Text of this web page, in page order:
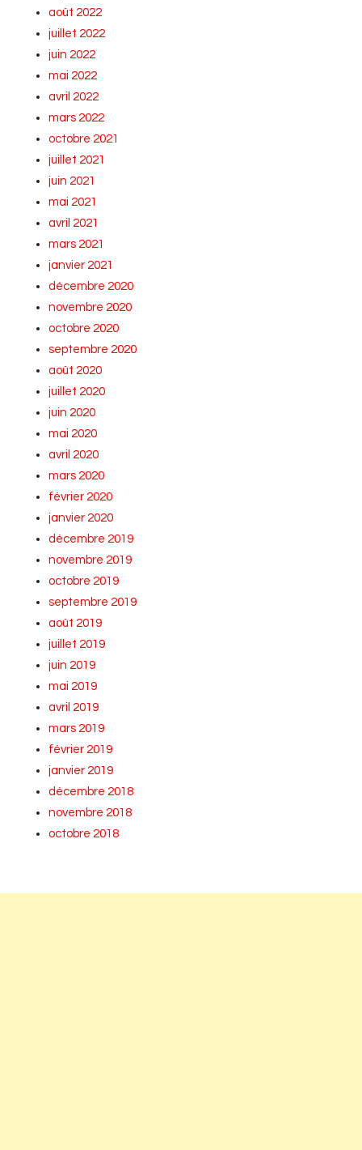
août 2022
juillet 2022
juin 2022
mai 2022
avril 2022
mars 2022
octobre 2021
juillet 2021
juin 2021
mai 2021
avril 2021
mars 2021
janvier 2021
décembre 2020
novembre 2020
octobre 2020
septembre 2020
août 2020
juillet 2020
juin 2020
mai 2020
avril 2020
mars 2020
février 2020
janvier 2020
décembre 2019
novembre 2019
octobre 2019
septembre 2019
août 2019
juillet 2019
juin 2019
mai 2019
avril 2019
mars 2019
février 2019
janvier 2019
décembre 2018
novembre 2018
octobre 2018